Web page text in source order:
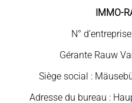
IMMO-
N°
Gérante Rauw
Siège social :
Adresse du bureau :